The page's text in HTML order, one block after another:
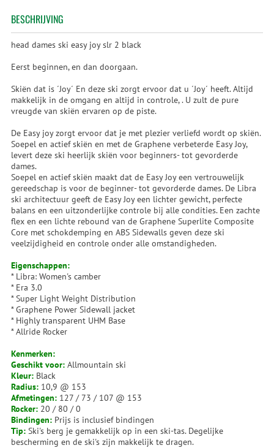
BESCHRIJVING
head dames ski easy joy slr 2 black
Eerst beginnen, en dan doorgaan.
Skiën dat is ´Joy´ En deze ski zorgt ervoor dat u ´Joy´ heeft. Altijd
makkelijk in de omgang en altijd in controle, . U zult de pure
vreugde van skiën ervaren op de piste.
De Easy joy zorgt ervoor dat je met plezier verliefd wordt op skiën.
Soepel en actief skiën en met de Graphene verbeterde Easy Joy,
levert deze ski heerlijk skiën voor beginners- tot gevorderde
dames.
Soepel en actief skiën maakt dat de Easy Joy een vertrouwelijk
gereedschap is voor de beginner- tot gevorderde dames. De Libra
ski architectuur geeft de Easy Joy een lichter gewicht, perfecte
balans en een uitzonderlijke controle bij alle condities. Een zachte
flex en een lichte rebound van de Graphene Superlite Composite
Core met schokdemping en ABS Sidewalls geven deze ski
veelzijdigheid en controle onder alle omstandigheden.
Eigenschappen:
* Libra: Women's camber
* Era 3.0
* Super Light Weight Distribution
* Graphene Power Sidewall jacket
* Highly transparent UHM Base
* Allride Rocker
Kenmerken:
Geschikt voor: Allmountain ski
Kleur:Black
Radius:10,9 @ 153
Afmetingen:127 / 73 / 107 @ 153
Rocker:20 / 80 / 0
Bindingen:Prijs is inclusief bindingen
Tip: Ski's berg je gemakkelijk op in een ski-tas. Degelijke
bescherming en de ski's zijn makkelijk te dragen.